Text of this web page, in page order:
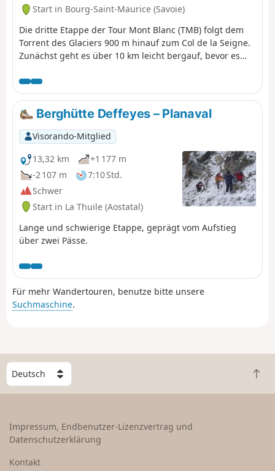
Start in Bourg-Saint-Maurice (Savoie)
Die dritte Etappe der Tour Mont Blanc (TMB) folgt dem
Torrent des Glaciers 900 m hinauf zum Col de la Seigne.
Zunächst geht es über 10 km leicht bergauf, bevor es
TMB ist ein klassischer Fernwanderweg, der um den
Mont Blanc herumführt, von Frankreich nach Italien und
durch die Schweiz verläuft, bevor er wieder nach
Frankreich zurückkehrt.
Berghütte Deffeyes – Planaval
Visorando-Mitglied
13,32 km
+1 177 m
-2 107 m
7:10 Std.
Schwer
Start in La Thuile (Aostatal)
Lange und schwierige Etappe, geprägt vom Aufstieg
über zwei Pässe.
Für mehr Wandertouren, benutze bitte unsere
Suchmaschine.
W
ä
h
e
n
Z
u
Impressum, Endbenutzer-Lizenzvertrag und
Datenschutzerklärung
Kontakt